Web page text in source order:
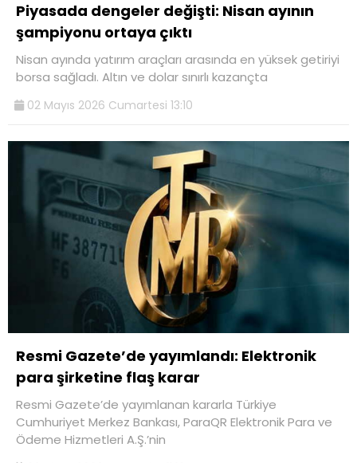
Piyasada dengeler değişti: Nisan ayının
şampiyonu ortaya çıktı
Nisan ayında yatırım araçları arasında en yüksek getiriyi
borsa sağladı. Altın ve dolar sınırlı kazançta
02 Mayıs 2026 Cumartesi 13:10
Resmi Gazete’de yayımlandı: Elektronik
para şirketine flaş karar
Resmi Gazete’de yayımlanan kararla Türkiye
Cumhuriyet Merkez Bankası, ParaQR Elektronik Para ve
Ödeme Hizmetleri A.Ş.’nin